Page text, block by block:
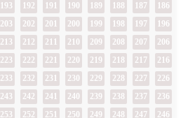
186
187
188
189
190
191
192
193
196
197
198
199
200
201
202
203
206
207
208
209
210
211
212
213
216
217
218
219
220
221
222
223
226
227
228
229
230
231
232
233
236
237
238
239
240
241
242
243
246
247
248
249
250
251
252
253